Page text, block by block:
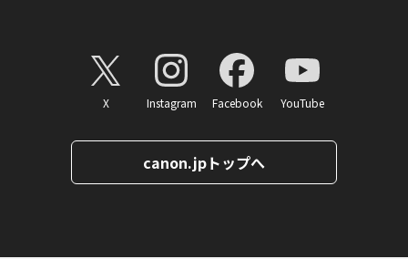
X Instagram Facebook YouTube
canon.jpトップへ